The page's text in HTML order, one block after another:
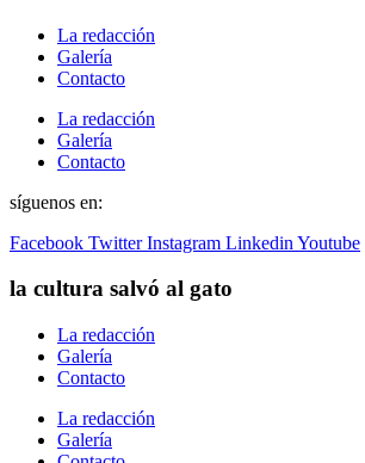
La redacción
Galería
Contacto
La redacción
Galería
Contacto
síguenos en:
Facebook Twitter Instagram Linkedin Youtube
la cultura salvó al gato
La redacción
Galería
Contacto
La redacción
Galería